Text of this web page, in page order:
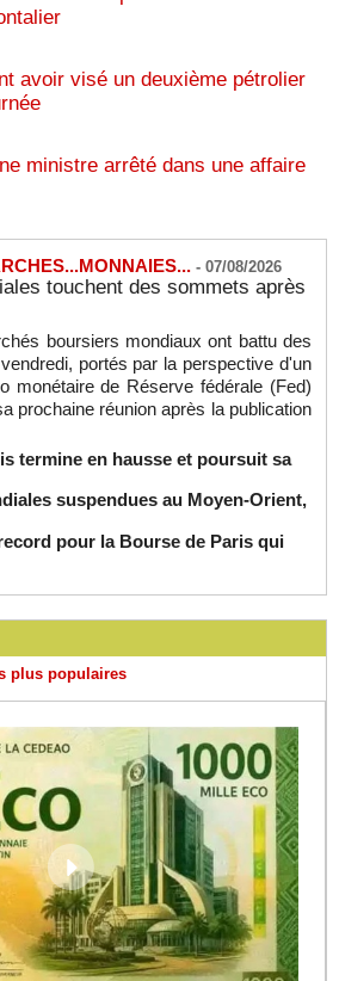
avoir visé un deuxième pétrolier
ministre arrêté dans une affaire
- 07/08/2026
touchent des sommets après
boursiers mondiaux ont battu des
portés par la perspective d'un
monétaire de Réserve fédérale (Fed)
prochaine réunion après la publication
termine en hausse et poursuit sa
suspendues au Moyen-Orient,
pour la Bourse de Paris qui
plus populaires